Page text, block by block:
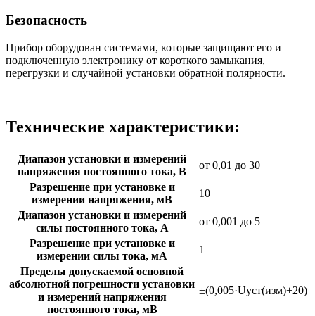
Безопасность
Прибор оборудован системами, которые защищают его и
подключенную электронику от короткого замыкания,
перегрузки и случайной установки обратной полярности.
Технические характеристики:
Диапазон установки и измерений
напряжения постоянного тока, В
от 0,01 до 30
Разрешение при установке и
измерении напряжения, мВ
10
Диапазон установки и измерений
силы постоянного тока, А
от 0,001 до 5
Разрешение при установке и
измерении силы тока, мА
1
Пределы допускаемой основной
абсолютной погрешности установки
и измерений напряжения
постоянного тока, мВ
±(0,005·Uуст(изм)+20)